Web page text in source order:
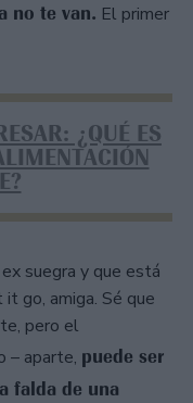
no te van. El primer
¿QUÉ ES
suegra y que está
go, amiga. Sé que
pero el
– aparte, puede ser
falda de una